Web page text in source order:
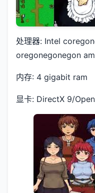
处理器: Intel
oregonegonegon
内存: 4 gigabit ram
显卡: DirectX 9/